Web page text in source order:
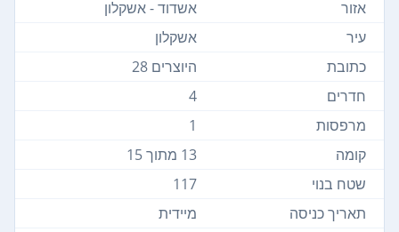
אזור
אשדוד - אשקלון
עיר
אשקלון
כתובת
היוצרים 28
חדרים
4
מרפסות
1
קומה
13 מתוך 15
שטח בנוי
117
תאריך כניסה
מיידית